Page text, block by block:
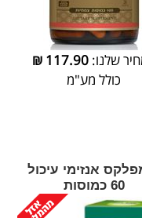
שלנו:117.90
₪
כולל מע"מ
אנזימי עיכול
60 כמוסות